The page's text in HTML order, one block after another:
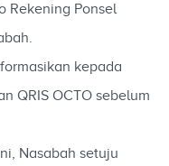
Rekening Ponsel
kepada
QRIS OCTO sebelum
Nasabah setuju